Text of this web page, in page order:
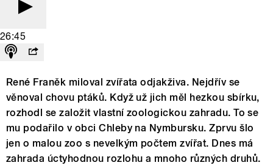
26:45
René Franěk miloval zvířata odjakživa. Nejdřív se
věnoval chovu ptáků. Když už jich měl hezkou sbírku,
rozhodl se založit vlastní zoologickou zahradu. To se
mu podařilo v obci Chleby na Nymbursku. Zprvu šlo
jen o malou zoo s nevelkým počtem zvířat. Dnes má
zahrada úctyhodnou rozlohu a mnoho různých druhů.